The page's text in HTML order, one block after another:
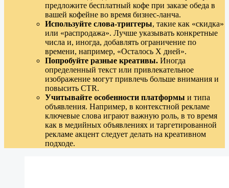
предложите бесплатный кофе при заказе обеда в
вашей кофейне во время бизнес-ланча.
Используйте слова-триггеры, такие как «скидка»
или «распродажа». Лучше указывать конкретные
числа и, иногда, добавлять ограничение по
времени, например, «Осталось X дней».
Попробуйте разные креативы. Иногда
определенный текст или привлекательное
изображение могут привлечь больше внимания и
повысить CTR.
Учитывайте особенности платформы и типа
объявления. Например, в контекстной рекламе
ключевые слова играют важную роль, в то время
как в медийных объявлениях и таргетированной
рекламе акцент следует делать на креативном
подходе.